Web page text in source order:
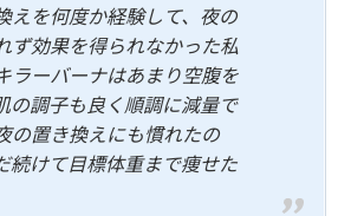
えを何度か経験して、夜の
ず効果を得られなかった私
ラーバーナはあまり空腹を
の調子も良く順調に減量で
の置き換えにも慣れたの
続けて目標体重まで痩せた